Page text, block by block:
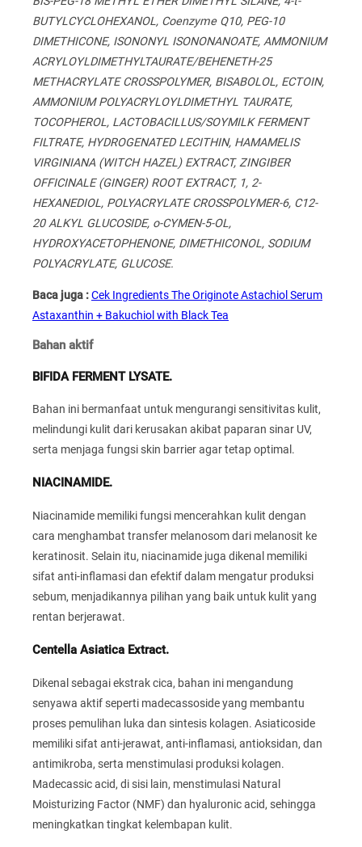
BUTYLCYCLOHEXANOL, Coenzyme Q10, PEG-10
DIMETHICONE, ISONONYL ISONONANOATE, AMMONIUM
ACRYLOYLDIMETHYLTAURATE/BEHENETH-25
METHACRYLATE CROSSPOLYMER, BISABOLOL, ECTOIN,
AMMONIUM POLYACRYLOYLDIMETHYL TAURATE,
TOCOPHEROL, LACTOBACILLUS/SOYMILK FERMENT
FILTRATE, HYDROGENATED LECITHIN, HAMAMELIS
VIRGINIANA (WITCH HAZEL) EXTRACT, ZINGIBER
OFFICINALE (GINGER) ROOT EXTRACT, 1, 2-
HEXANEDIOL, POLYACRYLATE CROSSPOLYMER-6, C12-
20 ALKYL GLUCOSIDE, o-CYMEN-5-OL,
HYDROXYACETOPHENONE, DIMETHICONOL, SODIUM
POLYACRYLATE, GLUCOSE.
Baca juga :Cek Ingredients The Originote Astachiol Serum
Astaxanthin + Bakuchiol with Black Tea
Bahan aktif
BIFIDA FERMENT LYSATE.
Bahan ini bermanfaat untuk mengurangi sensitivitas kulit,
melindungi kulit dari kerusakan akibat paparan sinar UV,
serta menjaga fungsi skin barrier agar tetap optimal.
NIACINAMIDE.
Niacinamide memiliki fungsi mencerahkan kulit dengan
cara menghambat transfer melanosom dari melanosit ke
keratinosit. Selain itu, niacinamide juga dikenal memiliki
sifat anti-inflamasi dan efektif dalam mengatur produksi
sebum, menjadikannya pilihan yang baik untuk kulit yang
rentan berjerawat.
Centella Asiatica Extract.
Dikenal sebagai ekstrak cica, bahan ini mengandung
senyawa aktif seperti madecassoside yang membantu
proses pemulihan luka dan sintesis kolagen. Asiaticoside
memiliki sifat anti-jerawat, anti-inflamasi, antioksidan, dan
antimikroba, serta menstimulasi produksi kolagen.
Madecassic acid, di sisi lain, menstimulasi Natural
Moisturizing Factor (NMF) dan hyaluronic acid, sehingga
meningkatkan tingkat kelembapan kulit.